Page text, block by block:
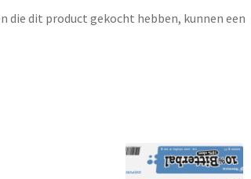
die dit product gekocht hebben, kunnen een